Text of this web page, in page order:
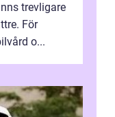
trevligare
För
o...